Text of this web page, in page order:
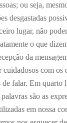
ou seja,
desgastadas
lugar, não
o que
da
cuidadosos com os
falar. Em quarto
são as
em nossa